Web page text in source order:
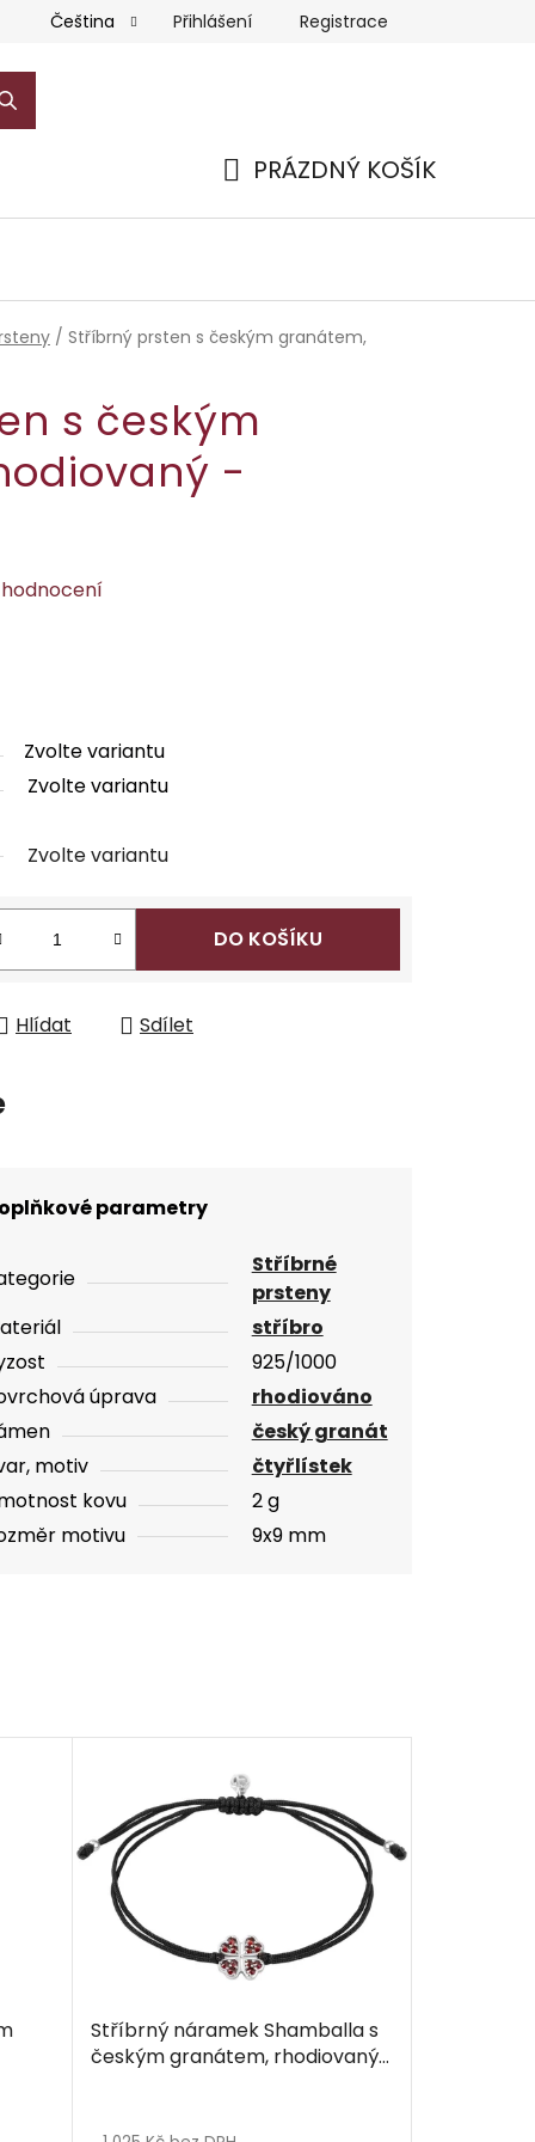
Čeština Přihlášení Registrace
PRÁZDNÝ KOŠÍK
/ Stříbrný prsten s českým granátem,
s českým
-
Zvolte variantu
Zvolte variantu
Zvolte variantu
DO KOŠÍKU
Hlídat Sdílet
parametry
Stříbrné
prsteny
stříbro
925/1000
úprava
rhodiováno
český granát
motiv
čtyřlístek
kovu
2 g
motivu
9x9 mm
Stříbrný náramek Shamballa s
českým granátem, rhodiovaný